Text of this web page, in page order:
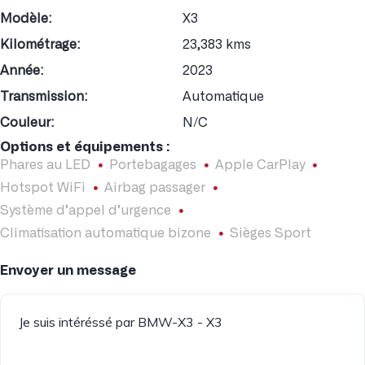
Modèle:
X3
Kilométrage:
23,383 kms
Année:
2023
Transmission:
Automatique
Couleur:
N/C
Options et équipements :
Phares au LED
Portebagages
Apple CarPlay
Hotspot WiFi
Airbag passager
Système d’appel d’urgence
Climatisation automatique bizone
Sièges Sport
Envoyer un message